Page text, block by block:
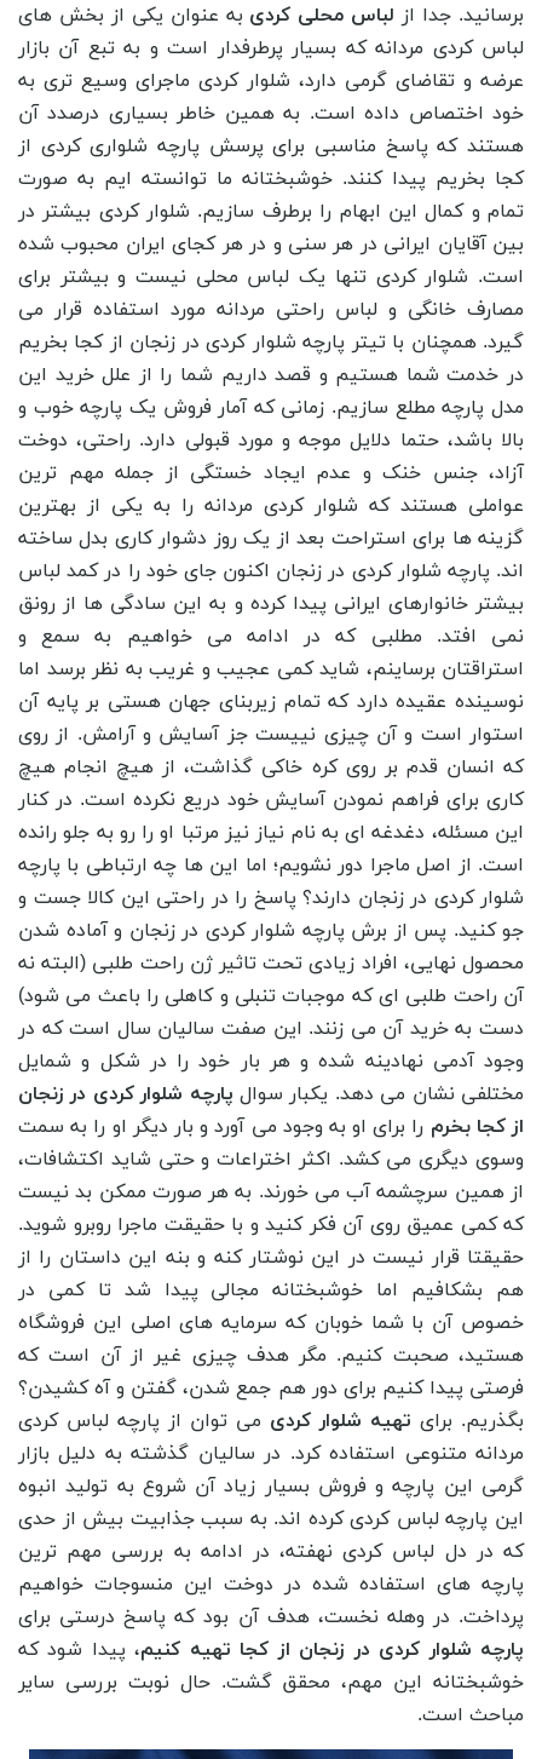
برسانید. جدا از لباس محلی کردی به عنوان یکی از بخش‌ های
لباس کردی مردانه که بسیار پرطرفدار است و به تبع آن بازار
عرضه و تقاضای گرمی دارد، شلوار کردی ماجرای وسیع تری به
خود اختصاص داده است. به همین خاطر بسیاری درصدد آن
هستند که پاسخ مناسبی برای پرسش پارچه شلواری کردی از
کجا بخریم پیدا کنند. خوشبختانه ما توانسته ایم به صورت
تمام و کمال این ابهام را برطرف سازیم. شلوار کردی بیشتر در
بین آقایان ایرانی در هر سنی و در هر کجای ایران محبوب شده
است. شلوار کردی تنها یک لباس محلی نیست و بیشتر برای
مصارف خانگی و لباس راحتی مردانه مورد استفاده قرار می
‌گیرد. همچنان با تیتر پارچه شلوار کردی در زنجان از کجا بخریم
در خدمت شما هستیم و قصد داریم شما را از علل خرید این
مدل پارچه مطلع سازیم. زمانی که آمار فروش یک پارچه خوب و
بالا باشد، حتما دلایل موجه و مورد قبولی دارد. راحتی، دوخت
آزاد، جنس خنک و عدم ایجاد خستگی از جمله مهم ترین
عواملی هستند که شلوار کردی مردانه را به یکی از بهترین
گزینه ها برای استراحت بعد از یک روز دشوار کاری بدل ساخته
اند. پارچه شلوار کردی در زنجان اکنون جای خود را در کمد لباس
بیشتر خانوارهای ایرانی پیدا کرده و به این سادگی ها از رونق
نمی افتد. مطلبی که در ادامه می خواهیم به سمع و
استراقتان برساینم، شاید کمی عجیب و غریب به نظر برسد اما
نوسینده عقیده دارد که تمام زیربنای جهان هستی بر پایه آن
استوار است و آن چیزی نییست جز آسایش و آرامش. از روی
که انسان قدم بر روی کره خاکی گذاشت، از هیچ انجام هیچ
کاری برای فراهم نمودن آسایش خود دریع نکرده است. در کنار
این مسئله، دغدغه ای به نام نیاز نیز مرتبا او را رو به جلو رانده
است. از اصل ماجرا دور نشویم؛ اما این ها چه ارتباطی با پارچه
شلوار کردی در زنجان دارند؟ پاسخ را در راحتی این کالا جست و
جو کنید. پس از برش پارچه شلوار کردی در زنجان و آماده شدن
محصول نهایی، افراد زیادی تحت تاثیر ژن راحت طلبی (البته نه
آن راحت طلبی ای که موجبات تنبلی و کاهلی را باعث می شود)
دست به خرید آن می زنند. این صفت سالیان سال است که در
وجود آدمی نهادینه شده و هر بار خود را در شکل و شمایل
مختلفی نشان می دهد. یکبار سوال پارچه شلوار کردی در زنجان
از کجا بخرم را برای او به وجود می آورد و بار دیگر او را به سمت
وسوی دیگری می کشد. اکثر اختراعات و حتی شاید اکتشافات،
از همین سرچشمه آب می خورند. به هر صورت ممکن بد نیست
که کمی عمیق روی آن فکر کنید و با حقیقت ماجرا روبرو شوید.
حقیقتا قرار نیست در این نوشتار کنه و بنه این داستان را از
هم بشکافیم اما خوشبختانه مجالی پیدا شد تا کمی در
خصوص آن با شما خوبان که سرمایه های اصلی این فروشگاه
هستید، صحبت کنیم. مگر هدف چیزی غیر از آن است که
فرصتی پیدا کنیم برای دور هم جمع شدن، گفتن و آه کشیدن؟
بگذریم. برای تهیه شلوار کردی می ‌توان از پارچه لباس کردی
مردانه متنوعی استفاده کرد. در سالیان گذشته به دلیل بازار
گرمی این پارچه و فروش بسیار زیاد آن شروع به تولید انبوه
این پارچه لباس کردی کرده ‌اند. به سبب جذابیت بیش از حدی
که در دل لباس کردی نهفته، در ادامه به بررسی مهم ‌ترین
پارچه‌ های استفاده شده در دوخت این منسوجات خواهیم
پرداخت. در وهله نخست، هدف آن بود که پاسخ درستی برای
پارچه شلوار کردی در زنجان از کجا تهیه کنیم، پیدا شود که
خوشبختانه این مهم، محقق گشت. حال نوبت بررسی سایر
مباحث است.